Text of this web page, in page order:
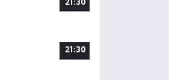
21:30
21:30